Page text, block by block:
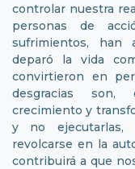
controlar nuestra
personas de
sufrimientos, han
deparó la vida
convirtieron en
desgracias son,
crecimiento y
y no ejecutarlas,
revolcarse en la
contribuirá a que